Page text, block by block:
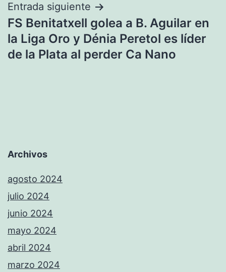
Entrada siguiente
FS Benitatxell golea a B. Aguilar en
la Liga Oro y Dénia Peretol es líder
de la Plata al perder Ca Nano
Archivos
agosto 2024
julio 2024
junio 2024
mayo 2024
abril 2024
marzo 2024